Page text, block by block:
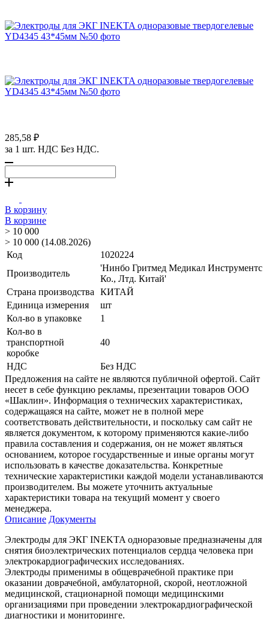
285,58 ₽
за 1 шт. НДС Без НДС.
В корзину
В корзине
> 10 000
> 10 000 (14.08.2026)
Код
1020224
Производитель
'Нинбо Гритмед Медикал Инструментс
Ко., Лтд. Китай'
Страна производства
КИТАЙ
Единица измерения
шт
Кол-во в упаковке
1
Кол-во в
транспортной
коробке
40
НДС
Без НДС
Предложения на сайте не являются публичной офертой. Сайт
несет в себе функцию рекламы, презентации товаров ООО
«Шаклин». Информация о технических характеристиках,
содержащаяся на сайте, может не в полной мере
соответствовать действительности, и поскольку сам сайт не
является документом, к которому применяются какие-либо
правила составления и содержания, он не может являться
основанием, которое государственные и иные органы могут
использовать в качестве доказательства. Конкретные
технические характеристики каждой модели устанавливаются
производителем. Вы можете уточнить актуальные
характеристики товара на текущий момент у своего
менеджера.
Описание Документы
Электроды для ЭКГ INEKTA одноразовые предназначены для
снятия биоэлектрических потенциалов сердца человека при
электрокардиографических исследованиях.
Электроды применимы в общеврачебной практике при
оказании доврачебной, амбулаторной, скорой, неотложной
медицинской, стационарной помощи медицинскими
организациями при проведении электрокардиографической
диагностики и мониторинге.